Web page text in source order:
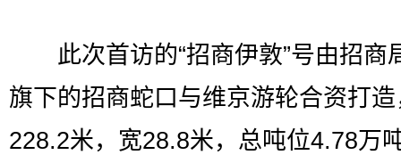
此次首访的“招商伊敦”号由招商
旗下的招商蛇口与维京游轮合资打
228.2米，宽28.8米，总吨位4.78万